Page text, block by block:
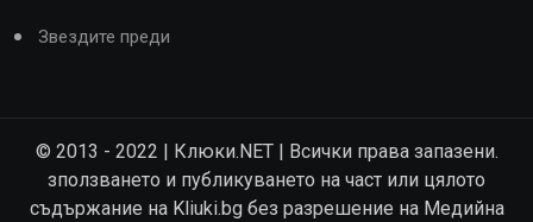
Звездите преди
© 2013 - 2022 | Клюки.NET | Всички права запазени.
зползването и публикуването на част или цялото
съдържание на Kliuki.bg без разрешение на Медийна